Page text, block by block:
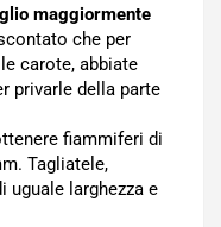
maggiormente
che per
carote, abbiate
privarle della parte
fiammiferi di
Tagliatele,
larghezza e